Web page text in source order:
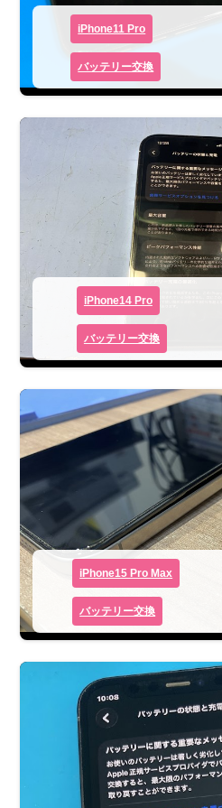
iPhone11 Pro
バッテリー交換
iPhone14 Pro
バッテリー交換
iPhone15 Pro Max
バッテリー交換